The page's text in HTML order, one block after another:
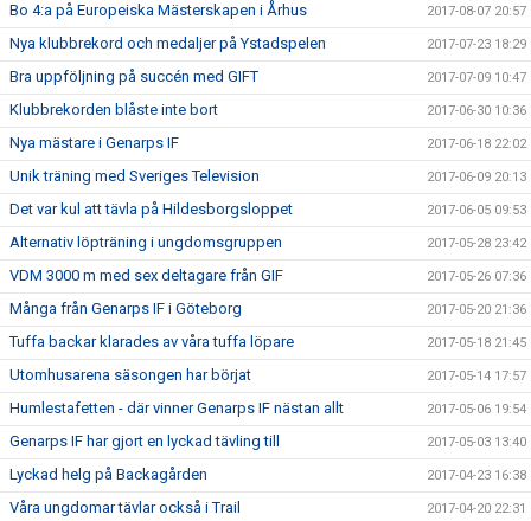
Bo 4:a på Europeiska Mästerskapen i Århus 2017-08-07 20:57
Nya klubbrekord och medaljer på Ystadspelen 2017-07-23 18:29
Bra uppföljning på succén med GIFT 2017-07-09 10:47
Klubbrekorden blåste inte bort 2017-06-30 10:36
Nya mästare i Genarps IF 2017-06-18 22:02
Unik träning med Sveriges Television 2017-06-09 20:13
Det var kul att tävla på Hildesborgsloppet 2017-06-05 09:53
Alternativ löpträning i ungdomsgruppen 2017-05-28 23:42
VDM 3000 m med sex deltagare från GIF 2017-05-26 07:36
Många från Genarps IF i Göteborg 2017-05-20 21:36
Tuffa backar klarades av våra tuffa löpare 2017-05-18 21:45
Utomhusarena säsongen har börjat 2017-05-14 17:57
Humlestafetten - där vinner Genarps IF nästan allt 2017-05-06 19:54
Genarps IF har gjort en lyckad tävling till 2017-05-03 13:40
Lyckad helg på Backagården 2017-04-23 16:38
Våra ungdomar tävlar också i Trail 2017-04-20 22:31